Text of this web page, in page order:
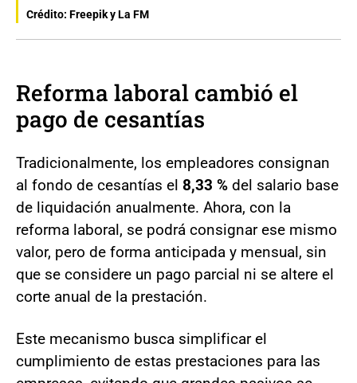
Crédito: Freepik y La FM
Reforma laboral cambió el
pago de cesantías
Tradicionalmente, los empleadores consignan
al fondo de cesantías el 8,33 % del salario base
de liquidación anualmente. Ahora, con la
reforma laboral, se podrá consignar ese mismo
valor, pero de forma anticipada y mensual, sin
que se considere un pago parcial ni se altere el
corte anual de la prestación.
Este mecanismo busca simplificar el
cumplimiento de estas prestaciones para las